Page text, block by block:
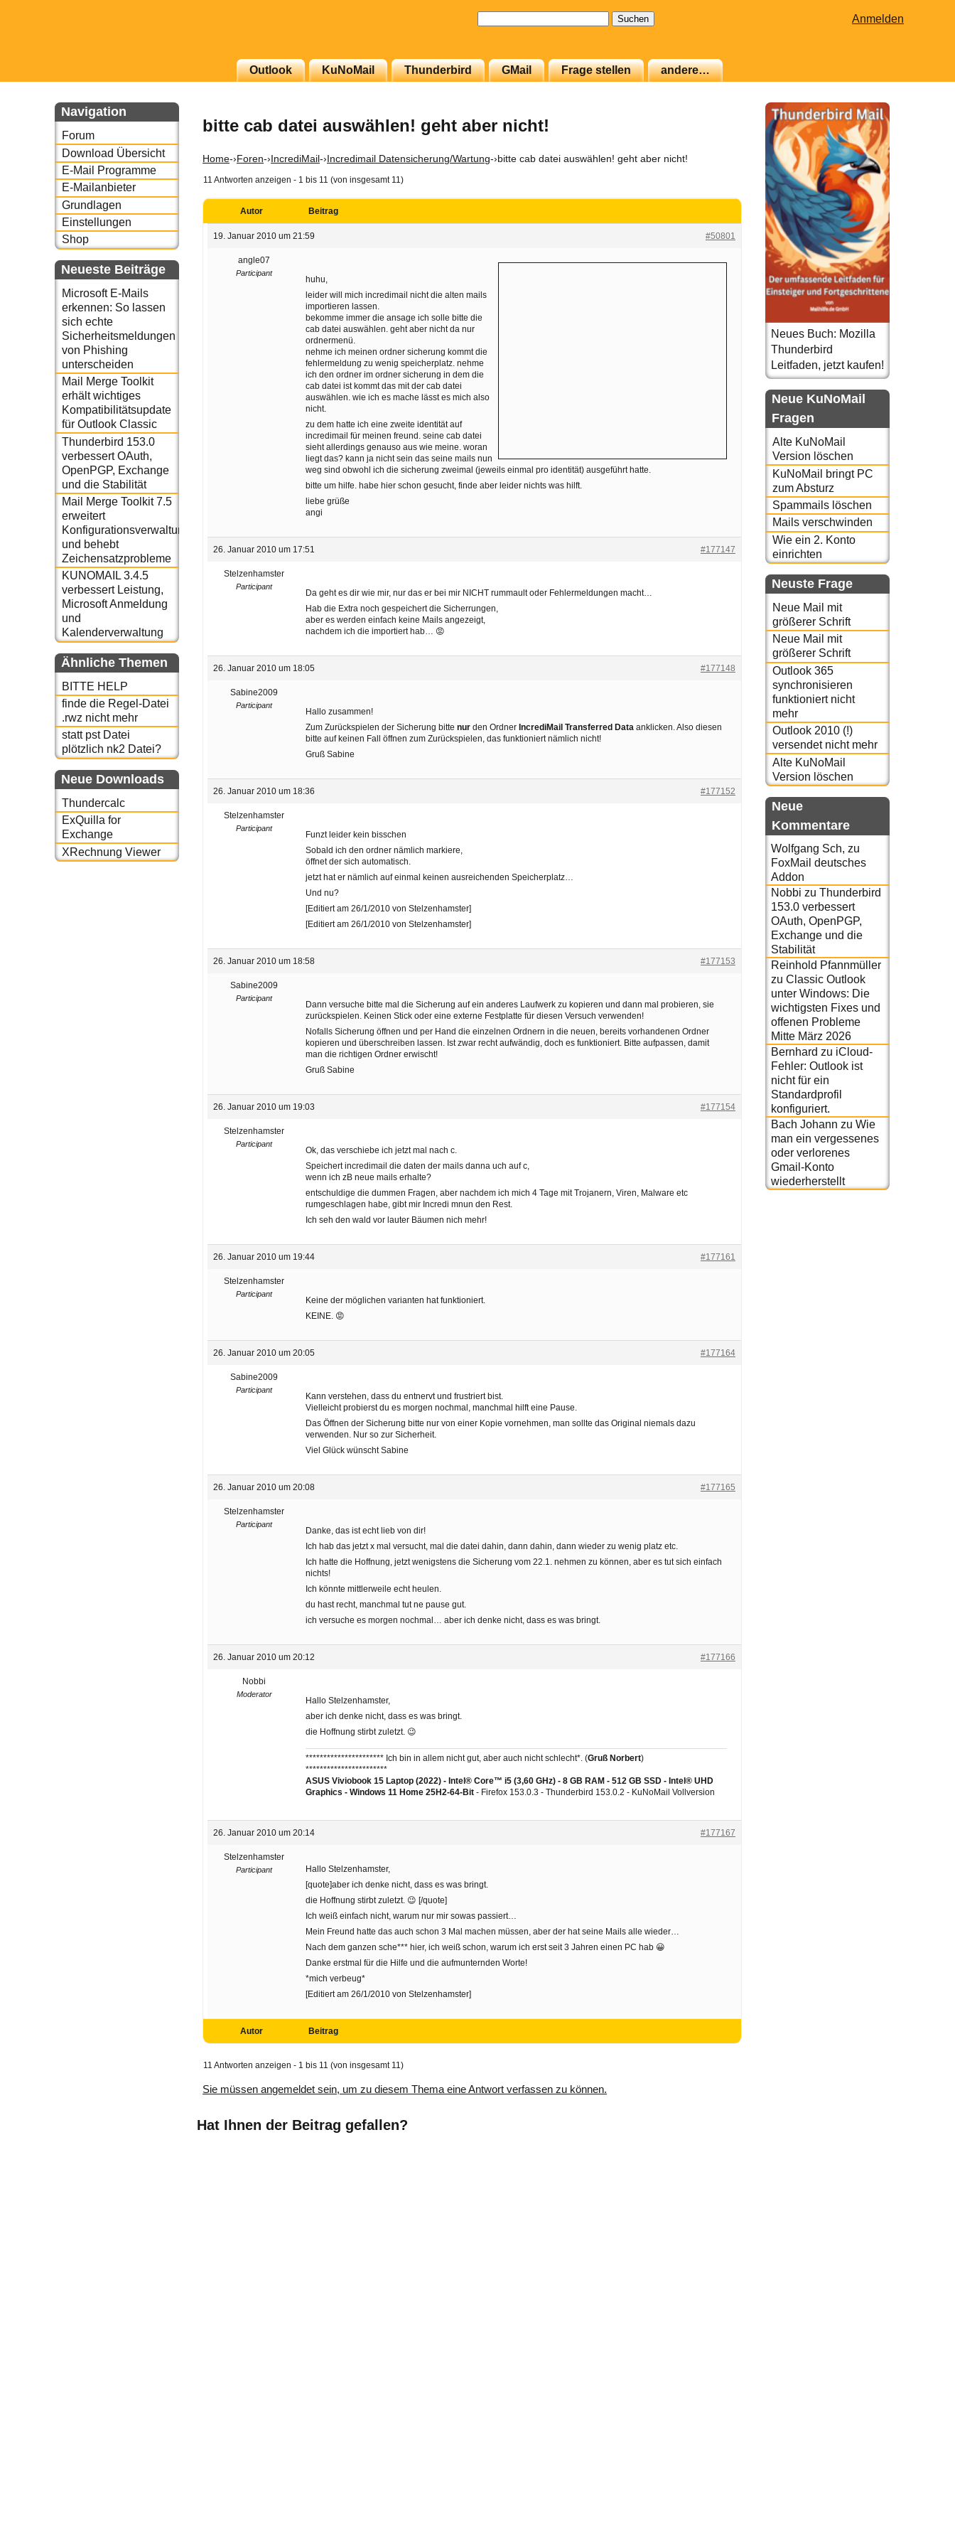
Anmelden
Outlook KuNoMail Thunderbird GMail Frage stellen andere…
Navigation
Forum
Download Übersicht
E-Mail Programme
E-Mailanbieter
Grundlagen
Einstellungen
Shop
Neueste Beiträge
Microsoft E-Mails
erkennen: So lassen
sich echte
Sicherheitsmeldungen
von Phishing
unterscheiden
Mail Merge Toolkit
erhält wichtiges
Kompatibilitätsupdate
für Outlook Classic
Thunderbird 153.0
verbessert OAuth,
OpenPGP, Exchange
und die Stabilität
Mail Merge Toolkit 7.5
erweitert
Konfigurationsverwaltung
und behebt
Zeichensatzprobleme
KUNOMAIL 3.4.5
verbessert Leistung,
Microsoft Anmeldung
und
Kalenderverwaltung
Ähnliche Themen
BITTE HELP
finde die Regel-Datei
.rwz nicht mehr
statt pst Datei
plötzlich nk2 Datei?
Neue Downloads
Thundercalc
ExQuilla for
Exchange
XRechnung Viewer
bitte cab datei auswählen! geht aber nicht!
Home-›Foren-›IncrediMail-›Incredimail Datensicherung/Wartung-›bitte cab datei auswählen! geht aber nicht!
11 Antworten anzeigen - 1 bis 11 (von insgesamt 11)
Autor Beitrag
19. Januar 2010 um 21:59 #50801
angle07
Participant
huhu,
leider will mich incredimail nicht die alten mails
importieren lassen.
bekomme immer die ansage ich solle bitte die
cab datei auswählen. geht aber nicht da nur
ordnermenü.
nehme ich meinen ordner sicherung kommt die
fehlermeldung zu wenig speicherplatz. nehme
ich den ordner im ordner sicherung in dem die
cab datei ist kommt das mit der cab datei
auswählen. wie ich es mache lässt es mich also
nicht.
zu dem hatte ich eine zweite identität auf
incredimail für meinen freund. seine cab datei
sieht allerdings genauso aus wie meine. woran
liegt das? kann ja nicht sein das seine mails nun
weg sind obwohl ich die sicherung zweimal (jeweils einmal pro identität) ausgeführt hatte.
bitte um hilfe. habe hier schon gesucht, finde aber leider nichts was hilft.
liebe grüße
angi
26. Januar 2010 um 17:51 #177147
Stelzenhamster
Participant
Da geht es dir wie mir, nur das er bei mir NICHT rummault oder Fehlermeldungen macht…
Hab die Extra noch gespeichert die Sicherrungen,
aber es werden einfach keine Mails angezeigt,
nachdem ich die importiert hab… 😡
26. Januar 2010 um 18:05 #177148
Sabine2009
Participant
Hallo zusammen!
Zum Zurückspielen der Sicherung bittenur den OrdnerIncrediMail Transferred Data anklicken. Also diesen
bitte auf keinen Fall öffnen zum Zurückspielen, das funktioniert nämlich nicht!
Gruß Sabine
26. Januar 2010 um 18:36 #177152
Stelzenhamster
Participant
Funzt leider kein bisschen
Sobald ich den ordner nämlich markiere,
öffnet der sich automatisch.
jetzt hat er nämlich auf einmal keinen ausreichenden Speicherplatz…
Und nu?
[Editiert am 26/1/2010 von Stelzenhamster]
[Editiert am 26/1/2010 von Stelzenhamster]
26. Januar 2010 um 18:58 #177153
Sabine2009
Participant
Dann versuche bitte mal die Sicherung auf ein anderes Laufwerk zu kopieren und dann mal probieren, sie
zurückspielen. Keinen Stick oder eine externe Festplatte für diesen Versuch verwenden!
Nofalls Sicherung öffnen und per Hand die einzelnen Ordnern in die neuen, bereits vorhandenen Ordner
kopieren und überschreiben lassen. Ist zwar recht aufwändig, doch es funktioniert. Bitte aufpassen, damit
man die richtigen Ordner erwischt!
Gruß Sabine
26. Januar 2010 um 19:03 #177154
Stelzenhamster
Participant
Ok, das verschiebe ich jetzt mal nach c.
Speichert incredimail die daten der mails danna uch auf c,
wenn ich zB neue mails erhalte?
entschuldige die dummen Fragen, aber nachdem ich mich 4 Tage mit Trojanern, Viren, Malware etc
rumgeschlagen habe, gibt mir Incredi mnun den Rest.
Ich seh den wald vor lauter Bäumen nich mehr!
26. Januar 2010 um 19:44 #177161
Stelzenhamster
Participant
Keine der möglichen varianten hat funktioniert.
KEINE. 😡
26. Januar 2010 um 20:05 #177164
Sabine2009
Participant
Kann verstehen, dass du entnervt und frustriert bist.
Vielleicht probierst du es morgen nochmal, manchmal hilft eine Pause.
Das Öffnen der Sicherung bitte nur von einer Kopie vornehmen, man sollte das Original niemals dazu
verwenden. Nur so zur Sicherheit.
Viel Glück wünscht Sabine
26. Januar 2010 um 20:08 #177165
Stelzenhamster
Participant
Danke, das ist echt lieb von dir!
Ich hab das jetzt x mal versucht, mal die datei dahin, dann dahin, dann wieder zu wenig platz etc.
Ich hatte die Hoffnung, jetzt wenigstens die Sicherung vom 22.1. nehmen zu können, aber es tut sich einfach
nichts!
Ich könnte mittlerweile echt heulen.
du hast recht, manchmal tut ne pause gut.
ich versuche es morgen nochmal… aber ich denke nicht, dass es was bringt.
26. Januar 2010 um 20:12 #177166
Nobbi
Moderator
Hallo Stelzenhamster,
aber ich denke nicht, dass es was bringt.
die Hoffnung stirbt zuletzt. 😉
********************** Ich bin in allem nicht gut, aber auch nicht schlecht*. (Gruß Norbert)
***********************
ASUS Viviobook 15 Laptop (2022) - Intel® Core™ i5 (3,60 GHz) - 8 GB RAM - 512 GB SSD - Intel® UHD
Graphics -Windows 11 Home 25H2-64-Bit - Firefox 153.0.3 - Thunderbird 153.0.2 - KuNoMail Vollversion
26. Januar 2010 um 20:14 #177167
Stelzenhamster
Participant
Hallo Stelzenhamster,
[quote]aber ich denke nicht, dass es was bringt.
die Hoffnung stirbt zuletzt. 😉 [/quote]
Ich weiß einfach nicht, warum nur mir sowas passiert…
Mein Freund hatte das auch schon 3 Mal machen müssen, aber der hat seine Mails alle wieder…
Nach dem ganzen sche*** hier, ich weiß schon, warum ich erst seit 3 Jahren einen PC hab 😀
Danke erstmal für die Hilfe und die aufmunternden Worte!
*mich verbeug*
[Editiert am 26/1/2010 von Stelzenhamster]
Autor Beitrag
11 Antworten anzeigen - 1 bis 11 (von insgesamt 11)
Sie müssen angemeldet sein, um zu diesem Thema eine Antwort verfassen zu können.
Hat Ihnen der Beitrag gefallen?
Neues Buch: Mozilla
Thunderbird
Leitfaden, jetzt kaufen!
Neue KuNoMail
Fragen
Alte KuNoMail
Version löschen
KuNoMail bringt PC
zum Absturz
Spammails löschen
Mails verschwinden
Wie ein 2. Konto
einrichten
Neuste Frage
Neue Mail mit
größerer Schrift
Neue Mail mit
größerer Schrift
Outlook 365
synchronisieren
funktioniert nicht
mehr
Outlook 2010 (!)
versendet nicht mehr
Alte KuNoMail
Version löschen
Neue
Kommentare
Wolfgang Sch, zu
FoxMail deutsches
Addon
Nobbi zu Thunderbird
153.0 verbessert
OAuth, OpenPGP,
Exchange und die
Stabilität
Reinhold Pfannmüller
zu Classic Outlook
unter Windows: Die
wichtigsten Fixes und
offenen Probleme
Mitte März 2026
Bernhard zu iCloud-
Fehler: Outlook ist
nicht für ein
Standardprofil
konfiguriert.
Bach Johann zu Wie
man ein vergessenes
oder verlorenes
Gmail-Konto
wiederherstellt
Newsletter
Email für Sie
oder auch